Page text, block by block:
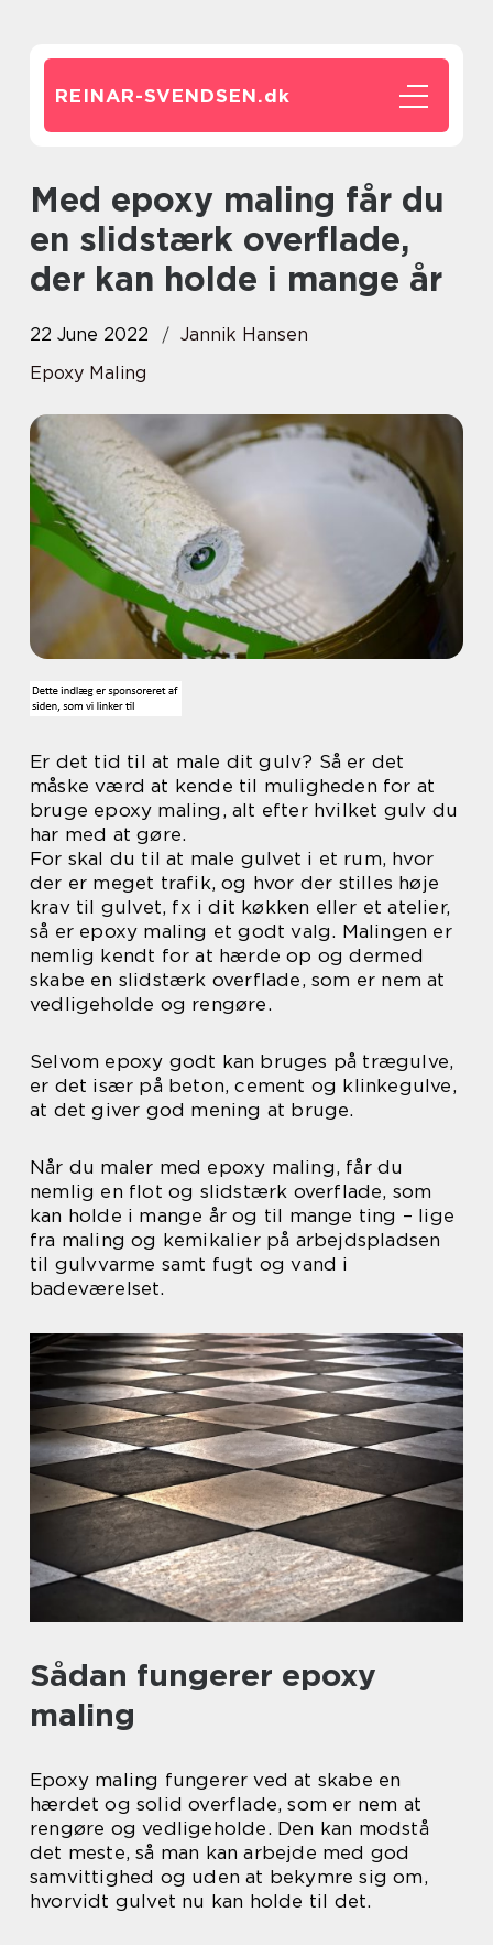
REINAR-SVENDSEN.dk
Med epoxy maling får du
en slidstærk overflade,
der kan holde i mange år
22 June 2022
Jannik Hansen
Epoxy Maling
Er det tid til at male dit gulv? Så er det
måske værd at kende til muligheden for at
bruge epoxy maling, alt efter hvilket gulv du
har med at gøre.
For skal du til at male gulvet i et rum, hvor
der er meget trafik, og hvor der stilles høje
krav til gulvet, fx i dit køkken eller et atelier,
så er epoxy maling et godt valg. Malingen er
nemlig kendt for at hærde op og dermed
skabe en slidstærk overflade, som er nem at
vedligeholde og rengøre.
Selvom epoxy godt kan bruges på trægulve,
er det især på beton, cement og klinkegulve,
at det giver god mening at bruge.
Når du maler med epoxy maling, får du
nemlig en flot og slidstærk overflade, som
kan holde i mange år og til mange ting – lige
fra maling og kemikalier på arbejdspladsen
til gulvvarme samt fugt og vand i
badeværelset.
Sådan fungerer epoxy
maling
Epoxy maling fungerer ved at skabe en
hærdet og solid overflade, som er nem at
rengøre og vedligeholde. Den kan modstå
det meste, så man kan arbejde med god
samvittighed og uden at bekymre sig om,
hvorvidt gulvet nu kan holde til det.